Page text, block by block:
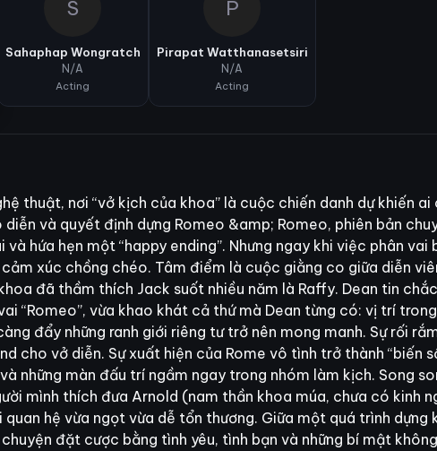
S
Sahaphap Wongratch
N/A
Acting
P
Pirapat Watthanasetsiri
N/A
Acting
thuật, nơi “vở kịch của khoa” là cuộc chiến danh dự khiến
và quyết định dựng Romeo &amp; Romeo, phiên bản
hứa hẹn một “happy ending”. Nhưng ngay khi việc phân
xúc chồng chéo. Tâm điểm là cuộc giằng co giữa diễn
đã thầm thích Jack suốt nhiều năm là Raffy. Dean tin
“Romeo”, vừa khao khát cả thứ mà Dean từng có: vị trí
đẩy những ranh giới riêng tư trở nên mong manh. Sự rối
cho vở diễn. Sự xuất hiện của Rome vô tình trở thành “biến
những màn đấu trí ngầm ngay trong nhóm làm kịch. Song
mình thích đưa Arnold (nam thần khoa múa, chưa có kinh
hệ vừa ngọt vừa dễ tổn thương. Giữa một quá trình dựng
đặt cược bằng tình yêu, tình bạn và những bí mật